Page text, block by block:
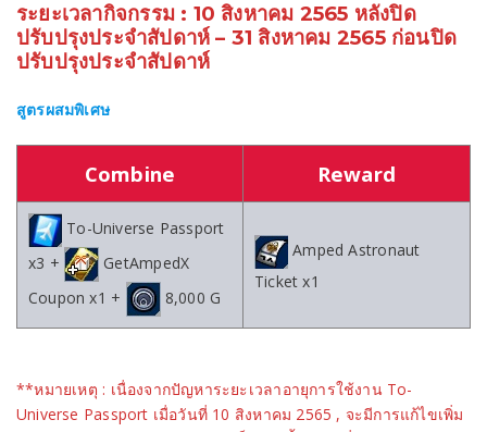
ระยะเวลากิจกรรม : 10 สิงหาคม 2565 หลังปิด
ปรับปรุงประจำสัปดาห์ – 31 สิงหาคม 2565 ก่อนปิด
ปรับปรุงประจำสัปดาห์
สูตรผสมพิเศษ
Combine Reward
To-Universe Passport
x3 +
GetAmpedX
Coupon x1 +
8,000 G
Amped Astronaut
Ticket x1
**หมายเหตุ : เนื่องจากปัญหาระยะเวลาอายุการใช้งาน To-
Universe Passport เมื่อวันที่ 10 สิงหาคม 2565 , จะมีการแก้ไขเพิ่ม